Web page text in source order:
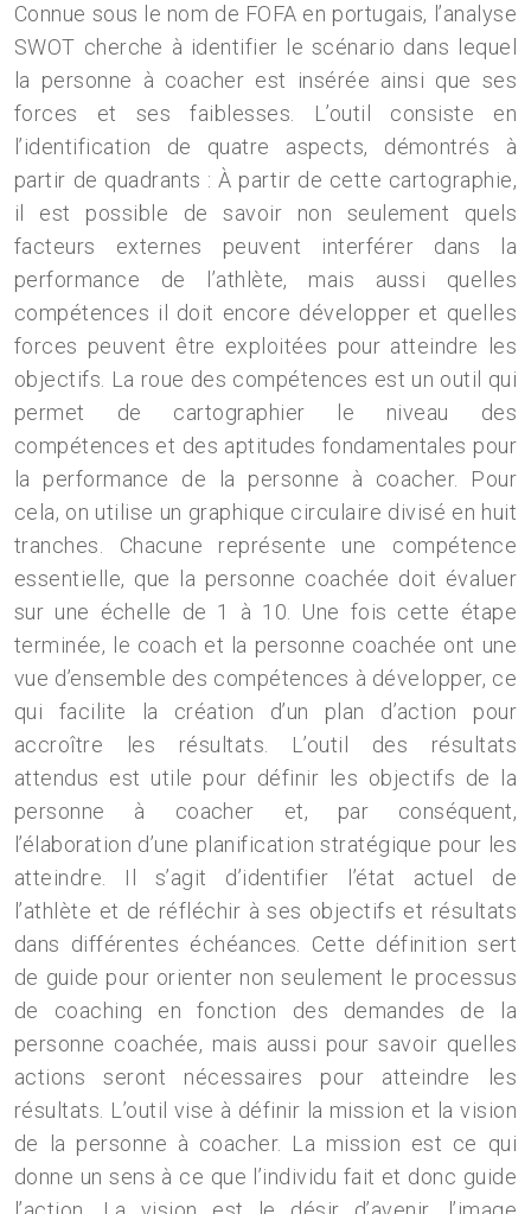
Connue sous le nom de FOFA en portugais, l’analyse
SWOT cherche à identifier le scénario dans lequel
la personne à coacher est insérée ainsi que ses
forces et ses faiblesses. L’outil consiste en
l’identification de quatre aspects, démontrés à
partir de quadrants : À partir de cette cartographie,
il est possible de savoir non seulement quels
facteurs externes peuvent interférer dans la
performance de l’athlète, mais aussi quelles
compétences il doit encore développer et quelles
forces peuvent être exploitées pour atteindre les
objectifs. La roue des compétences est un outil qui
permet de cartographier le niveau des
compétences et des aptitudes fondamentales pour
la performance de la personne à coacher. Pour
cela, on utilise un graphique circulaire divisé en huit
tranches. Chacune représente une compétence
essentielle, que la personne coachée doit évaluer
sur une échelle de 1 à 10. Une fois cette étape
terminée, le coach et la personne coachée ont une
vue d’ensemble des compétences à développer, ce
qui facilite la création d’un plan d’action pour
accroître les résultats. L’outil des résultats
attendus est utile pour définir les objectifs de la
personne à coacher et, par conséquent,
l’élaboration d’une planification stratégique pour les
atteindre. Il s’agit d’identifier l’état actuel de
l’athlète et de réfléchir à ses objectifs et résultats
dans différentes échéances. Cette définition sert
de guide pour orienter non seulement le processus
de coaching en fonction des demandes de la
personne coachée, mais aussi pour savoir quelles
actions seront nécessaires pour atteindre les
résultats. L’outil vise à définir la mission et la vision
de la personne à coacher. La mission est ce qui
donne un sens à ce que l’individu fait et donc guide